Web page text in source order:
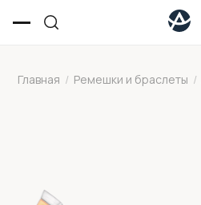
Главная / Ремешки и браслеты /